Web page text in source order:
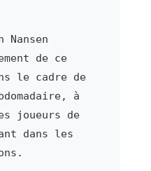
Nansen
de ce
le cadre de
à
joueurs de
dans les